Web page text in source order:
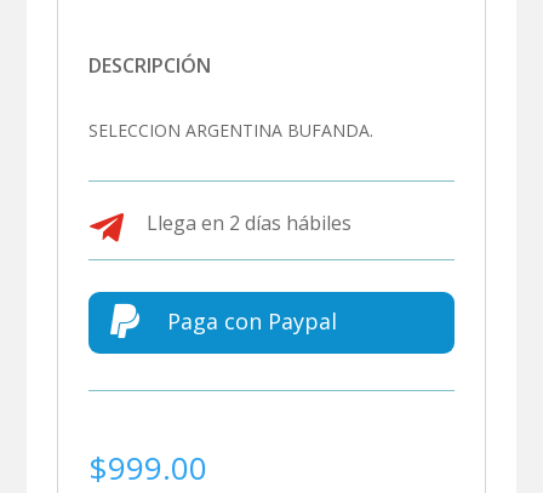
DESCRIPCIÓN
SELECCION ARGENTINA BUFANDA.
 Llega en 2 días hábiles
 Paga con Paypal
$999.00